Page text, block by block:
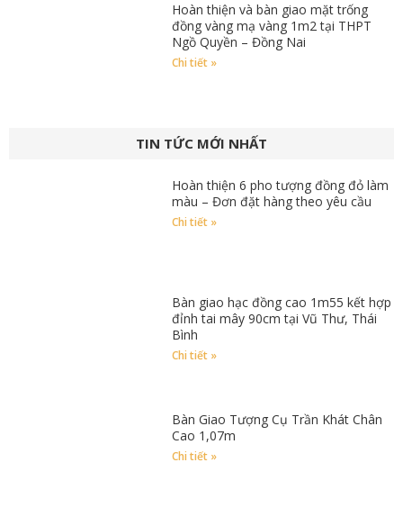
Hoàn thiện và bàn giao mặt trống
đồng vàng mạ vàng 1m2 tại THPT
Ngồ Quyền – Đồng Nai
Chi tiết »
TIN TỨC MỚI NHẤT
Hoàn thiện 6 pho tượng đồng đỏ làm
màu – Đơn đặt hàng theo yêu cầu
Chi tiết »
Bàn giao hạc đồng cao 1m55 kết hợp
đỉnh tai mây 90cm tại Vũ Thư, Thái
Bình
Chi tiết »
Bàn Giao Tượng Cụ Trần Khát Chân
Cao 1,07m
Chi tiết »